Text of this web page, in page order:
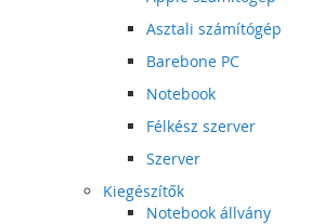
Asztali számítógép
Barebone PC
Notebook
Félkész szerver
Szerver
Kiegészítők
Notebook állvány